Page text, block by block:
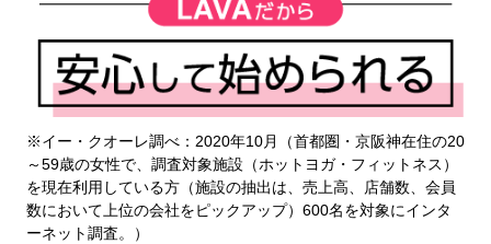
※イー・クオーレ調べ：2020年10月（首都圏・京阪神在住の20
～59歳の女性で、調査対象施設（ホットヨガ・フィットネス）
を現在利用している方（施設の抽出は、売上高、店舗数、会員
数において上位の会社をピックアップ）600名を対象にインタ
ーネット調査。）